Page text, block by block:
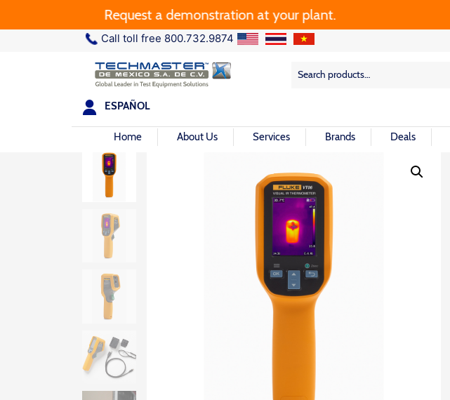
Request a demonstration at your plant.
Call toll free 800.732.9874
Search
Search
ESPAÑOL
Home About Us Services Brands Deals